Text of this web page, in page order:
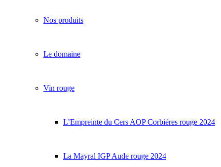
Nos produits
Le domaine
Vin rouge
L’Empreinte du Cers AOP Corbières rouge 2024
La Mayral IGP Aude rouge 2024